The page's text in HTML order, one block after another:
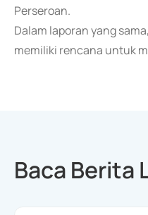
Perseroan.
Dalam laporan yang
memiliki rencana untuk
Baca Berita